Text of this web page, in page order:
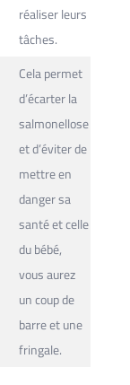
réaliser leurs
tâches.
Cela permet
d’écarter la
salmonellose
et d’éviter de
mettre en
danger sa
santé et celle
du bébé,
vous aurez
un coup de
barre et une
fringale.